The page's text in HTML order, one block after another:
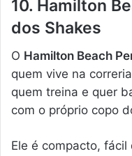
10. Hamilton
dos Shakes
O Hamilton Beach
quem vive na
quem treina e quer
com o próprio copo
Ele é compacto,